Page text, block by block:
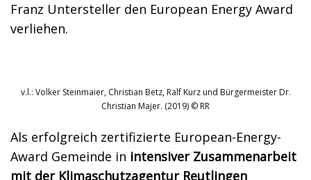
Franz Untersteller den European Energy Award
verliehen.
v.l.: Volker Steinmaier, Christian Betz, Ralf Kurz und Bürgermeister Dr.
Christian Majer. (2019) © RR
Als erfolgreich zertifizierte European-Energy-
Award Gemeinde in intensiver Zusammenarbeit
mit der Klimaschutzagentur Reutlingen